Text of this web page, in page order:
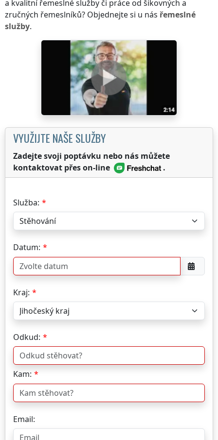
a kvalitní řemeslné služby či práce od šikovných a
zručných řemeslníků? Objednejte si u nás řemeslné
služby.
VYUŽIJTE NAŠE SLUŽBY
Zadejte svoji poptávku nebo nás můžete
kontaktovat přes on-line
.
Služba:
Datum:
Kraj:
Odkud:
Kam:
Email: